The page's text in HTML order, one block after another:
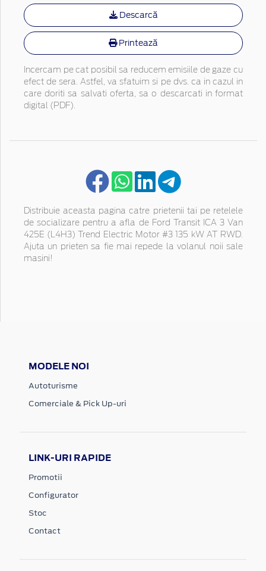
Descarcă
Printează
Incercam pe cat posibil sa reducem emisiile de gaze cu
efect de sera. Astfel, va sfatuim si pe dvs. ca in cazul in
care doriti sa salvati oferta, sa o descarcati in format
digital (PDF).
Distribuie aceasta pagina catre prietenii tai pe retelele
de socializare pentru a afla de Ford Transit ICA 3 Van
425E (L4H3) Trend Electric Motor #3 135 kW AT RWD.
Ajuta un prieten sa fie mai repede la volanul noii sale
masini!
MODELE NOI
Autoturisme
Comerciale & Pick Up-uri
LINK-URI RAPIDE
Promotii
Configurator
Stoc
Contact